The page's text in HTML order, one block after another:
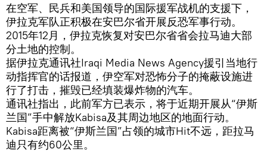
在空军、民兵和美国领导的国际援军战机的支援下，
伊拉克军队正积极在安巴尔省开展反恐军事行动。
2015年12月，伊拉克恢复对安巴尔省省会拉马迪大部
分土地的控制。
据伊拉克通讯社Iraqi Media News Agency援引当地行
动指挥官的话报道，伊空军对恐怖分子的掩蔽设施进
行了打击，摧毁已经填装爆炸物的汽车。
通讯社指出，此前军方已表示，将于近期开展从“伊斯
兰国”手中解放Kabisa及其周边地区的地面行动。
Kabisa距离被“伊斯兰国”占领的城市Hit不远，距拉马
迪只有约60公里。